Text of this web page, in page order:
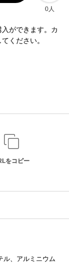
0人
ができます。カ
ください。
をコピー
ル、アルミニウム